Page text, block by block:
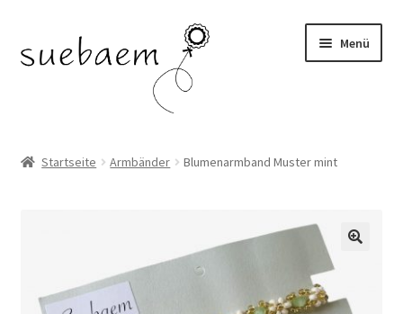
Navigation
Inhalt
Menü
Startseite Armbänder Blumenarmband Muster mint